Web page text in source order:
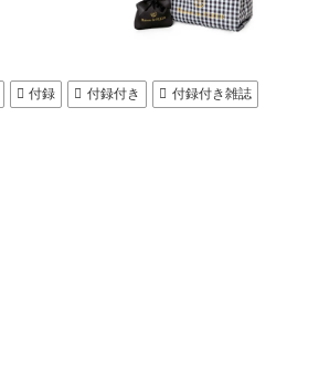
付録 付録付き
付録付き雑誌